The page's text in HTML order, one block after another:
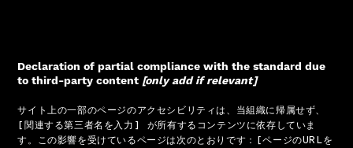
Declaration of partial compliance with the standard due
to third-party content [only add if relevant]
サイト上の一部のページのアクセシビリティは、当組織に帰属せず、
[関連する第三者名を入力] が所有するコンテンツに依存していま
す。この影響を受けているページは次のとおりです：[ページのURLを